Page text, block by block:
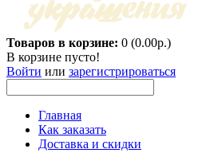
Товаров в корзине: 0 (0.00р.)
В корзине пусто!
Войти или зарегистрироваться
Главная
Как заказать
Доставка и скидки